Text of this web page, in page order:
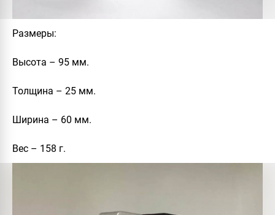
Размеры:
Высота – 95 мм.
Толщина – 25 мм.
Ширина – 60 мм.
Вес – 158 г.